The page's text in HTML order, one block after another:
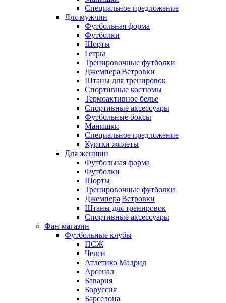
Специальное предложение
Для мужчин
Футбольная форма
Футболки
Шорты
Гетры
Тренировочные футболки
Джемпера|Ветровки
Штаны для тренировок
Спортивные костюмы
Термоактивное белье
Спортивные аксессуары
Футбольные боксы
Манишки
Специальное предложение
Куртки жилеты
Для женщин
Футбольная форма
Футболки
Шорты
Тренировочные футболки
Джемпера|Ветровки
Штаны для тренировок
Спортивные аксессуары
Фан-магазин
Футбольные клубы
ПСЖ
Челси
Атлетико Мадрид
Арсенал
Бавария
Боруссия
Барселона